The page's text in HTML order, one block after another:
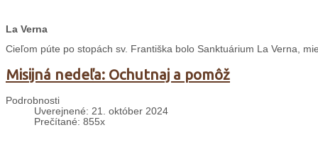
La Verna
Cieľom púte po stopách sv. Františka bolo Sanktuárium La Verna,
Misijná nedeľa: Ochutnaj a pomôž
Podrobnosti
Uverejnené: 21. október 2024
Prečítané: 855x